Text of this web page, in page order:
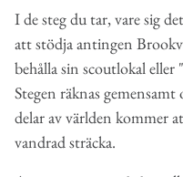
I de steg du tar, vare sig
att stödja antingen
behålla sin scoutlokal eller "
Stegen räknas
delar av världen kommer
vandrad sträcka.